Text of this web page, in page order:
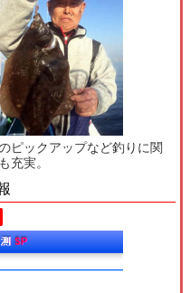
ピックアップなど釣りに関
充実。